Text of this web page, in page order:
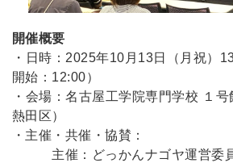
開催概要
・日時：2025年10月13日（月祝）
開始：12:00）
・会場：名古屋工学院専門学校 １
熱田区）
・主催・共催・協賛：
主催：どっかんナゴヤ運営委